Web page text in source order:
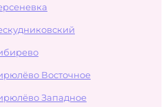
Восточное
Западное